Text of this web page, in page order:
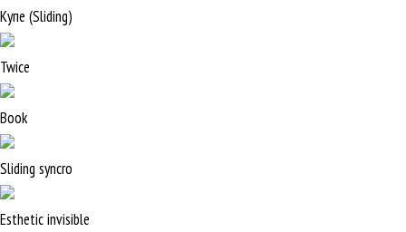
Купе (Sliding)
Twice
Book
Sliding syncro
Esthetic invisible